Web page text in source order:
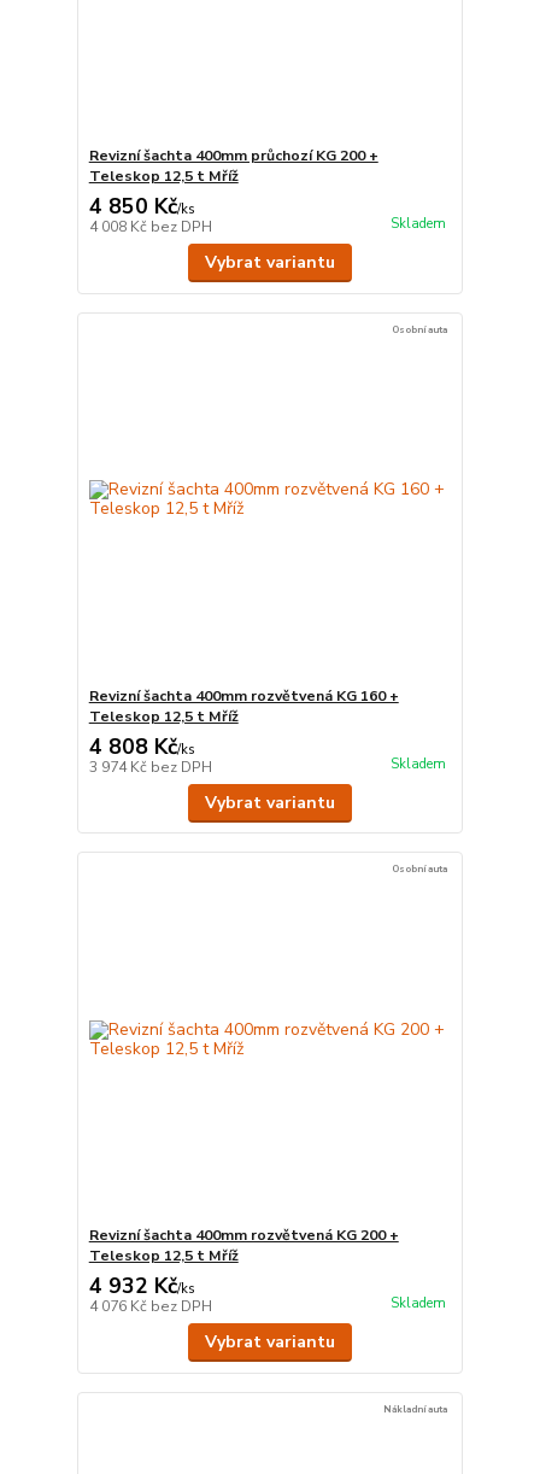
Revizní šachta 400mm průchozí KG 200 +
Teleskop 12,5 t Mříž
4 850 Kč/ks
4 008 Kč bez DPH Skladem
Vybrat variantu
Osobní auta
Revizní šachta 400mm rozvětvená KG 160 +
Teleskop 12,5 t Mříž
4 808 Kč/ks
3 974 Kč bez DPH Skladem
Vybrat variantu
Osobní auta
Revizní šachta 400mm rozvětvená KG 200 +
Teleskop 12,5 t Mříž
4 932 Kč/ks
4 076 Kč bez DPH Skladem
Vybrat variantu
Nákladní auta